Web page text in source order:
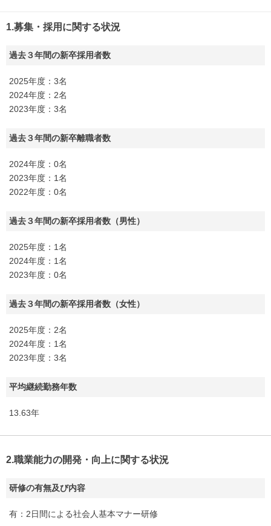
1.募集・採用に関する状況
過去３年間の新卒採用者数
2025年度：3名
2024年度：2名
2023年度：3名
過去３年間の新卒離職者数
2024年度：0名
2023年度：1名
2022年度：0名
過去３年間の新卒採用者数（男性）
2025年度：1名
2024年度：1名
2023年度：0名
過去３年間の新卒採用者数（女性）
2025年度：2名
2024年度：1名
2023年度：3名
平均継続勤務年数
13.63年
2.職業能力の開発・向上に関する状況
研修の有無及び内容
有：2日間による社会人基本マナー研修